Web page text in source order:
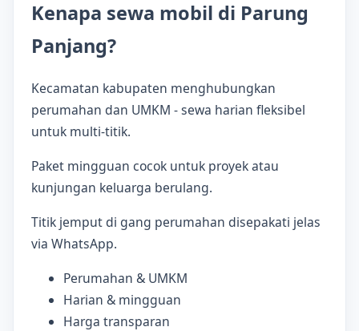
Kenapa sewa mobil di Parung
Panjang?
Kecamatan kabupaten menghubungkan
perumahan dan UMKM - sewa harian fleksibel
untuk multi-titik.
Paket mingguan cocok untuk proyek atau
kunjungan keluarga berulang.
Titik jemput di gang perumahan disepakati jelas
via WhatsApp.
Perumahan & UMKM
Harian & mingguan
Harga transparan